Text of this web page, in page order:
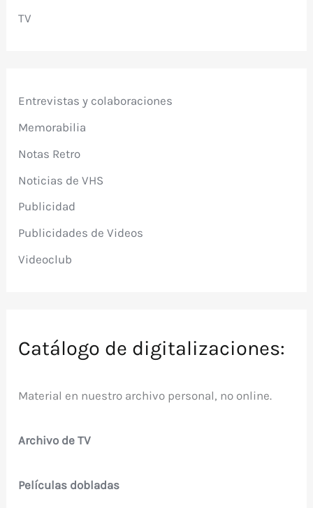
TV
Entrevistas y colaboraciones
Memorabilia
Notas Retro
Noticias de VHS
Publicidad
Publicidades de Videos
Videoclub
Catálogo de digitalizaciones:
Material en nuestro archivo personal, no online.
Archivo de TV
Películas dobladas